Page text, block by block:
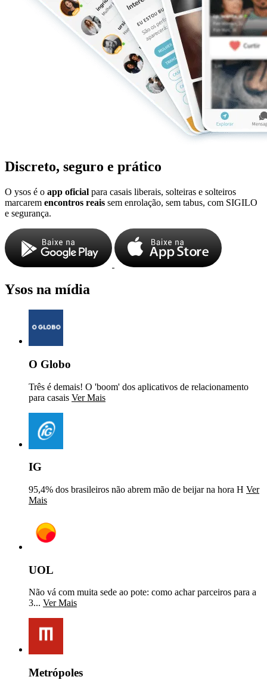
Discreto, seguro e prático
O ysos é o app oficial para casais liberais, solteiras e solteiros
marcarem encontros reais sem enrolação, sem tabus, com SIGILO
e segurança.
Ysos na mídia
O Globo
Três é demais! O 'boom' dos aplicativos de relacionamento
para casais Ver Mais
IG
95,4% dos brasileiros não abrem mão de beijar na hora H Ver
Mais
UOL
Não vá com muita sede ao pote: como achar parceiros para a
3... Ver Mais
Metrópoles